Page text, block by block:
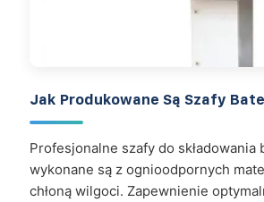
Jak Produkowane Są Szafy
Profesjonalne szafy do składowania
wykonane są z ognioodpornych
chłoną wilgoci. Zapewnienie